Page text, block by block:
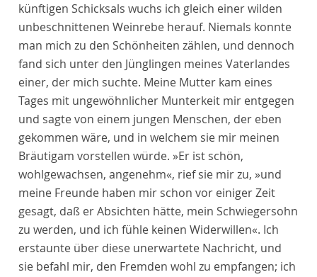
künftigen Schicksals wuchs ich gleich einer wilden
unbeschnittenen Weinrebe herauf. Niemals konnte
man mich zu den Schönheiten zählen, und dennoch
fand sich unter den Jünglingen meines Vaterlandes
einer, der mich suchte. Meine Mutter kam eines
Tages mit ungewöhnlicher Munterkeit mir entgegen
und sagte von einem jungen Menschen, der eben
gekommen wäre, und in welchem sie mir meinen
Bräutigam vorstellen würde. »Er ist schön,
wohlgewachsen, angenehm«, rief sie mir zu, »und
meine Freunde haben mir schon vor einiger Zeit
gesagt, daß er Absichten hätte, mein Schwiegersohn
zu werden, und ich fühle keinen Widerwillen«. Ich
erstaunte über diese unerwartete Nachricht, und
sie befahl mir, den Fremden wohl zu empfangen; ich